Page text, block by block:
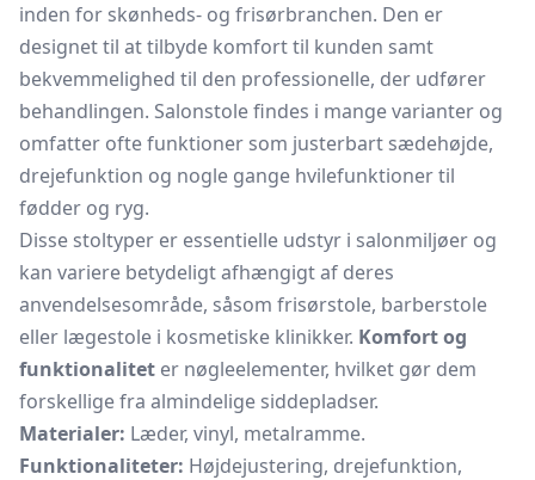
inden for skønheds- og frisørbranchen. Den er
designet til at tilbyde komfort til kunden samt
bekvemmelighed til den professionelle, der udfører
behandlingen. Salonstole findes i mange varianter og
omfatter ofte funktioner som justerbart sædehøjde,
drejefunktion og nogle gange hvilefunktioner til
fødder og ryg.
Disse stoltyper er essentielle udstyr i salonmiljøer og
kan variere betydeligt afhængigt af deres
anvendelsesområde, såsom frisørstole, barberstole
eller lægestole i kosmetiske klinikker. Komfort og
funktionalitet er nøgleelementer, hvilket gør dem
forskellige fra almindelige siddepladser.
Materialer: Læder, vinyl, metalramme.
Funktionaliteter: Højdejustering, drejefunktion,